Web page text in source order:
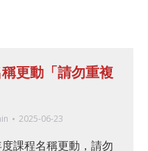
更動「請勿重複
2025-06-23
課程名稱更動，請勿